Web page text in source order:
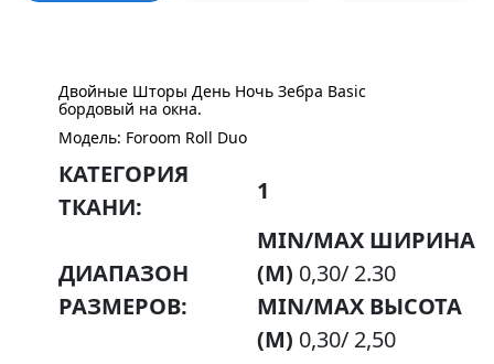
Двойные Шторы День Ночь Зебра Basic
бордовый на окна.
Модель: Foroom Roll Duo
КАТЕГОРИЯ
ТКАНИ:
1
ДИАПАЗОН
РАЗМЕРОВ:
MIN/MAX ШИРИНА
(М) 0,30/ 2.30
MIN/MAX ВЫСОТА
(М) 0,30/ 2,50